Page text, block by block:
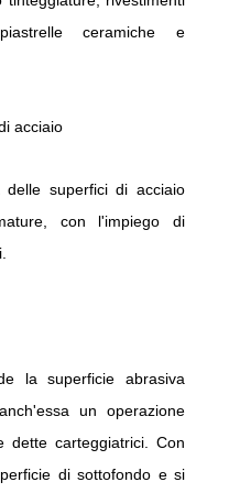
ceramiche e
acciaio
delle superfici di acciaio
con l'impiego di
la superficie abrasiva
un operazione
dette carteggiatrici. Con
di sottofondo e si